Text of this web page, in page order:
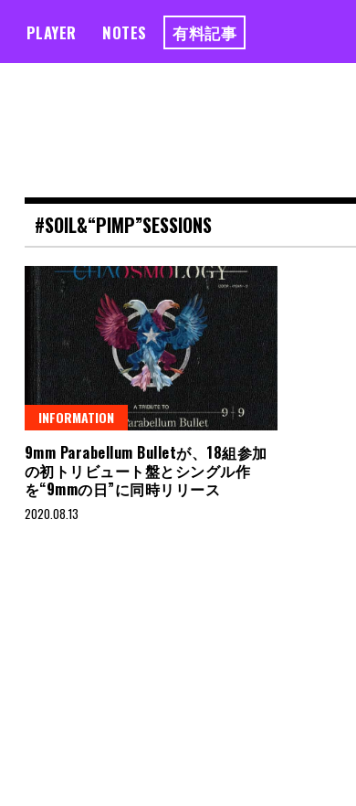
PLAYER NOTES 有料記事
#SOIL&“PIMP”SESSIONS
INFORMATION
9mm Parabellum Bulletが、18組参加
の初トリビュート盤とシングル作
を“9mmの日”に同時リリース
2020.08.13